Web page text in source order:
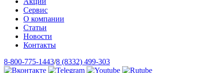
Сервис
О компании
Статьи
Новости
Контакты
8-800-775-1443/8 (8332) 499-303